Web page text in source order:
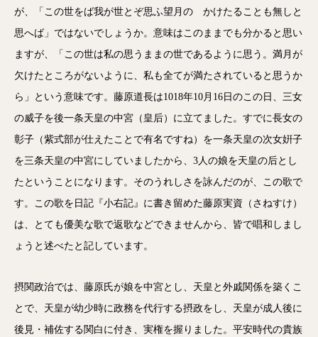
が、「この世をば我が世とぞ思ふ望月の かけたることも無しと
思へば」ではないでしょうか。意味はこのままでも分かると思い
ますが、「この世は私の思うままの世であるように思う。満月が
欠けたところがないように、私も全てが満たされていると思うか
ら」という意味です。藤原道長は1018年10月16日のこの日、三女
の威子を後一条天皇の中宮（皇后）に立てました。すでに長女の
彰子（紫式部が仕えたことで有名ですね）を一条天皇の次女姸子
を三条天皇の中宮にしていましたから、3人の娘を天皇の后とし
たということになります。そのうれしさを詠んだのが、この歌で
す。この歌を日記『小右記』に書き留めた藤原実資（さねすけ）
は、とても優美な歌で返歌などできませんから、皆で唱和しまし
ょうと述べたと記しています。
摂関政治では、藤原氏が娘を中宮とし、天皇と外戚関係を築くこ
とで、天皇が幼少時に政務を代行する摂政をし、天皇が成人後に
後見・補佐する関白に付き、実権を握りました。平安時代の貴族